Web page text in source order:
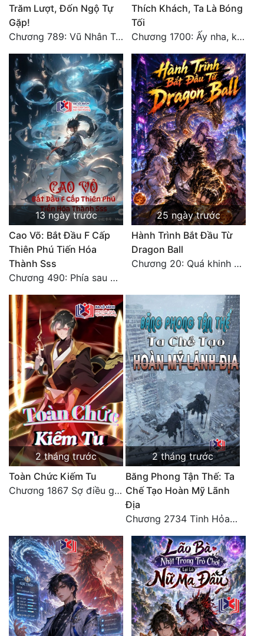
Tu Chân
Tu Tiên
Tội Phạm
Vô Địch
Võ Hiệp
Võng Du
Xuyên Không
Xuyên Nhanh
Xuyên Sách
Xuyên Thư
Điền Văn
Đô Thị
Đông Phương
Đông Phương Huyền Huyễn
Đồng Nhân
Cẩu Đạo Trường Sinh
Ngự Thú
Truyện Nam
Truyện Nữ
Vô Địch Lưu
Đẹp
Đẹp Hiệp
Tính Cách Nhân Vật :
Cơ Trí
Trăm Lượt, Đốn Ngộ Tự
Gặp!
Chương 789: Vũ Nhân Tộc niềm vui ngoài ý muốn (2)
Thích Khách, Ta Là Bóng
Tối
Chương 1700: Ấy nha, không có chuyện gì!
13 ngày trước
Cao Võ: Bắt Đầu F Cấp
Thiên Phú Tiến Hóa
Thành Sss
Chương 490: Phía sau màn hắc thủ!
25 ngày trước
Hành Trình Bắt Đầu Từ
Dragon Ball
Chương 20: Quá khinh người
2 tháng trước
Toàn Chức Kiếm Tu
Chương 1867 Sợ điều gì sẽ gặp điều đó
2 tháng trước
Băng Phong Tận Thế: Ta
Chế Tạo Hoàn Mỹ Lãnh
Địa
Chương 2734 Tinh Hỏa (Đại kết cục) (2)